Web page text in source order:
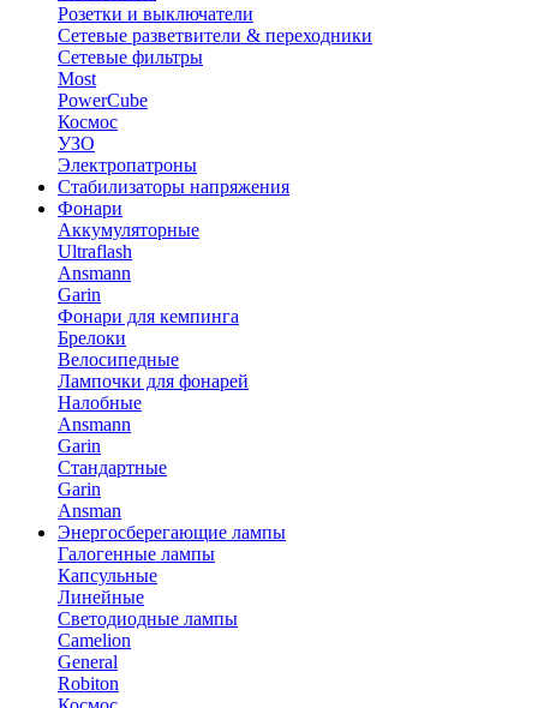
Розетки и выключатели
Сетевые разветвители & переходники
Сетевые фильтры
Most
PowerCube
Космос
УЗО
Электропатроны
Стабилизаторы напряжения
Фонари
Аккумуляторные
Ultraflash
Ansmann
Garin
Фонари для кемпинга
Брелоки
Велосипедные
Лампочки для фонарей
Налобные
Ansmann
Garin
Стандартные
Garin
Ansman
Энергосберегающие лампы
Галогенные лампы
Капсульные
Линейные
Светодиодные лампы
Camelion
General
Robiton